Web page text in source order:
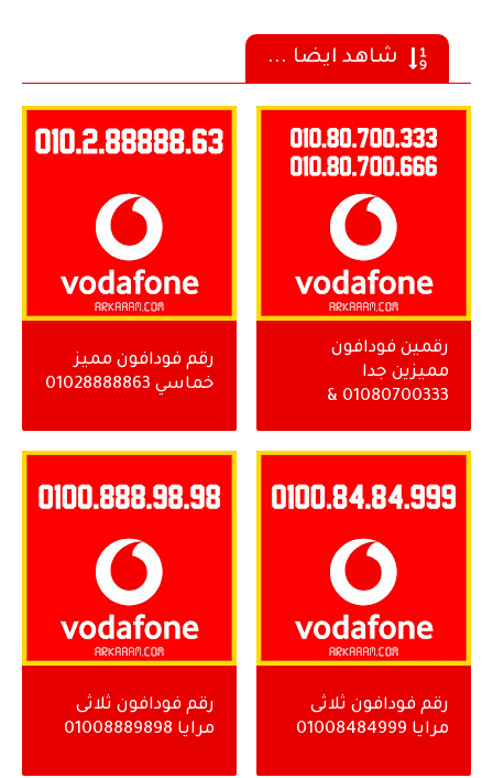
شاهد ايضا ...
رقمين فودافون
مميزين جدا
01080700333 &
رقم فودافون مميز
خماسي 01028888863
رقم فودافون ثلاثى
مرايا 01008484999
رقم فودافون ثلاثى
مرايا 01008889898